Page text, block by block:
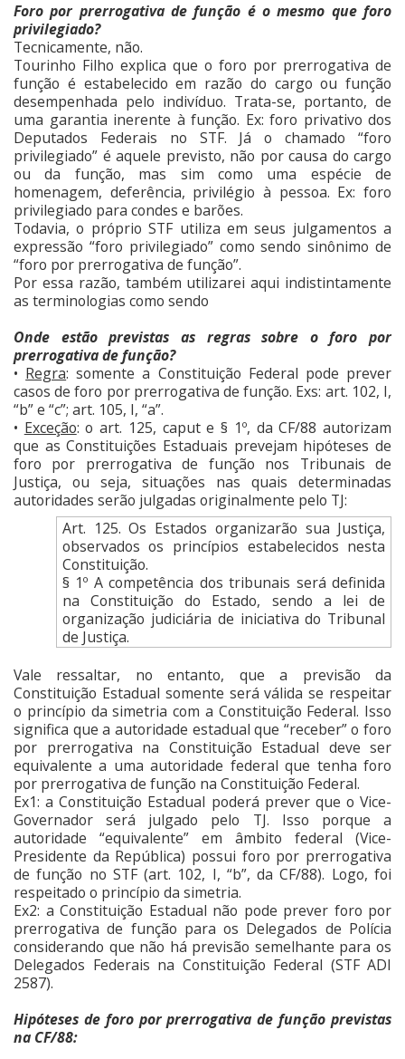
Foro por prerrogativa de função é o mesmo que foro
privilegiado?
Tecnicamente, não.
Tourinho Filho explica que o foro por prerrogativa de
função é estabelecido em razão do cargo ou função
desempenhada pelo indivíduo. Trata-se, portanto, de
uma garantia inerente à função. Ex: foro privativo dos
Deputados Federais no STF. Já o chamado “foro
privilegiado” é aquele previsto, não por causa do cargo
ou da função, mas sim como uma espécie de
homenagem, deferência, privilégio à pessoa. Ex: foro
privilegiado para condes e barões.
Todavia, o próprio STF utiliza em seus julgamentos a
expressão “foro privilegiado” como sendo sinônimo de
“foro por prerrogativa de função”.
Por essa razão, também utilizarei aqui indistintamente
as terminologias como sendo
Onde estão previstas as regras sobre o foro por
prerrogativa de função?
• Regra: somente a Constituição Federal pode prever
casos de foro por prerrogativa de função. Exs: art. 102, I,
“b” e “c”; art. 105, I, “a”.
• Exceção: o art. 125, caput e § 1º, da CF/88 autorizam
que as Constituições Estaduais prevejam hipóteses de
foro por prerrogativa de função nos Tribunais de
Justiça, ou seja, situações nas quais determinadas
autoridades serão julgadas originalmente pelo TJ:
Art. 125. Os Estados organizarão sua Justiça,
observados os princípios estabelecidos nesta
Constituição.
§ 1º A competência dos tribunais será definida
na Constituição do Estado, sendo a lei de
organização judiciária de iniciativa do Tribunal
de Justiça.
Vale ressaltar, no entanto, que a previsão da
Constituição Estadual somente será válida se respeitar
o princípio da simetria com a Constituição Federal. Isso
significa que a autoridade estadual que “receber” o foro
por prerrogativa na Constituição Estadual deve ser
equivalente a uma autoridade federal que tenha foro
por prerrogativa de função na Constituição Federal.
Ex1: a Constituição Estadual poderá prever que o Vice-
Governador será julgado pelo TJ. Isso porque a
autoridade “equivalente” em âmbito federal (Vice-
Presidente da República) possui foro por prerrogativa
de função no STF (art. 102, I, “b”, da CF/88). Logo, foi
respeitado o princípio da simetria.
Ex2: a Constituição Estadual não pode prever foro por
prerrogativa de função para os Delegados de Polícia
considerando que não há previsão semelhante para os
Delegados Federais na Constituição Federal (STF ADI
2587).
Hipóteses de foro por prerrogativa de função previstas
na CF/88: